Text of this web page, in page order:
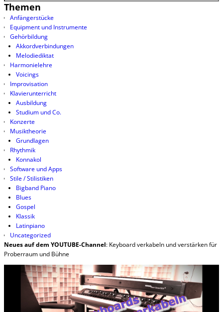
Themen
Anfängerstücke
Equipment und Instrumente
Gehörbildung
Akkordverbindungen
Melodiediktat
Harmonielehre
Voicings
Improvisation
Klavierunterricht
Ausbildung
Studium und Co.
Konzerte
Musiktheorie
Grundlagen
Rhythmik
Konnakol
Software und Apps
Stile / Stilistiken
Bigband Piano
Blues
Gospel
Klassik
Latinpiano
Uncategorized
Neues auf dem YOUTUBE-Channel: Keyboard verkabeln und verstärken für
Proberraum und Bühne